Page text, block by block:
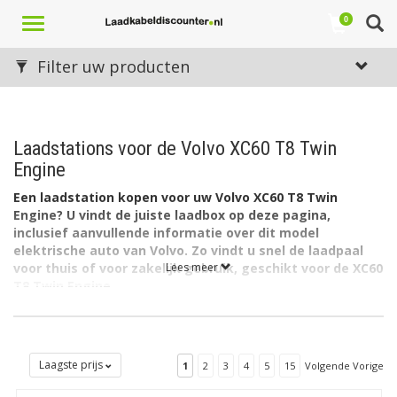
Toggle
0
Laadstations voor de Volvo XC60 T8 Twin
Engine
Een laadstation kopen voor uw Volvo XC60 T8 Twin
Engine? U vindt de juiste laadbox op deze pagina,
inclusief aanvullende informatie over dit model
elektrische auto van Volvo. Zo vindt u snel de laadpaal
voor thuis of voor zakelijk gebruik, geschikt voor de XC60
De accu van de Volvo XC60 T8 Twin Engine heeft een capaciteit
Welk soort laadstation voor de Volvo XC60 T8 Twin
Lees meer
Filter uw producten
Laagste prijs 1 2 3 4 5 15 Volgende Vorige